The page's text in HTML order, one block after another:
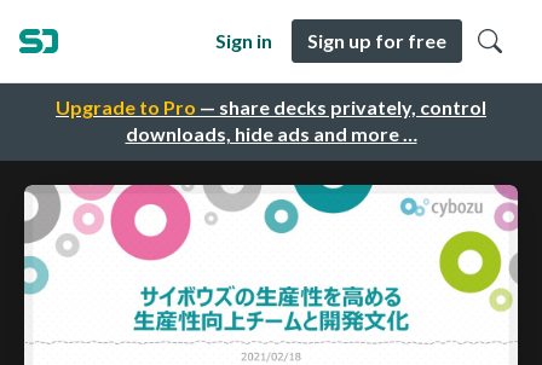
Upgrade to Pro — share decks privately, control
downloads, hide ads and more …
Sign in Sign up for free